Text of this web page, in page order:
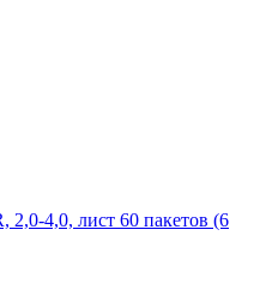
4,0, лист 60 пакетов (6